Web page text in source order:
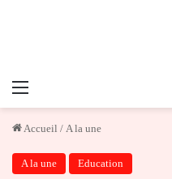
Menu
Accueil / A la une
A la une Education